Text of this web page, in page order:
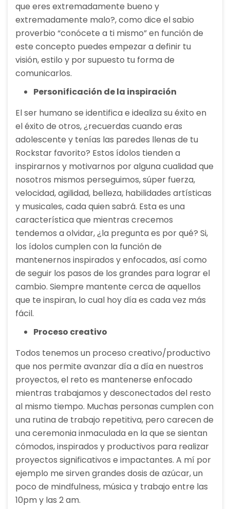
que eres extremadamente bueno y
extremadamente malo?, como dice el sabio
proverbio “conócete a ti mismo” en función de
este concepto puedes empezar a definir tu
visión, estilo y por supuesto tu forma de
comunicarlos.
Personificación de la inspiración
El ser humano se identifica e idealiza su éxito en
el éxito de otros, ¿recuerdas cuando eras
adolescente y tenías las paredes llenas de tu
Rockstar favorito? Estos ídolos tienden a
inspirarnos y motivarnos por alguna cualidad que
nosotros mismos perseguimos, súper fuerza,
velocidad, agilidad, belleza, habilidades artísticas
y musicales, cada quien sabrá. Esta es una
característica que mientras crecemos
tendemos a olvidar, ¿la pregunta es por qué? Si,
los ídolos cumplen con la función de
mantenernos inspirados y enfocados, así como
de seguir los pasos de los grandes para lograr el
cambio. Siempre mantente cerca de aquellos
que te inspiran, lo cual hoy día es cada vez más
fácil.
Proceso creativo
Todos tenemos un proceso creativo/productivo
que nos permite avanzar día a día en nuestros
proyectos, el reto es mantenerse enfocado
mientras trabajamos y desconectados del resto
al mismo tiempo. Muchas personas cumplen con
una rutina de trabajo repetitiva, pero carecen de
una ceremonia inmaculada en la que se sientan
cómodos, inspirados y productivos para realizar
proyectos significativos e impactantes. A mí por
ejemplo me sirven grandes dosis de azúcar, un
poco de mindfulness, música y trabajo entre las
10pm y las 2 am.